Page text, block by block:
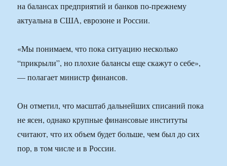
на балансах предприятий и банков по-прежнему
актуальна в США, еврозоне и России.
«Мы понимаем, что пока ситуацию несколько
“прикрыли”, но плохие балансы еще скажут о себе»,
— полагает министр финансов.
Он отметил, что масштаб дальнейших списаний пока
не ясен, однако крупные финансовые институты
считают, что их объем будет больше, чем был до сих
пор, в том числе и в России.